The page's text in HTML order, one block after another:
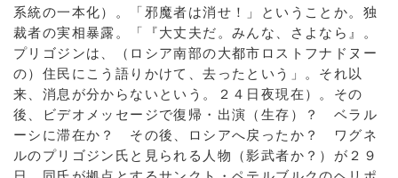
系統の一本化）。「邪魔者は消せ！」ということか。独
裁者の実相暴露。「『大丈夫だ。みんな、さよなら』。
プリゴジンは、（ロシア南部の大都市ロストフナドヌー
の）住民にこう語りかけて、去ったという」。それ以
来、消息が分からないという。２４日夜現在）。その
後、ビデオメッセージで復帰・出演（生存）？ ベラル
ーシに滞在か？ その後、ロシアへ戻ったか？ ワグネ
ルのプリゴジン氏と見られる人物（影武者か？）が２９